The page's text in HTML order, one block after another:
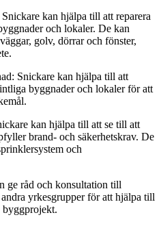
kan hjälpa till att reparera
och lokaler. De kan
golv, dörrar och fönster,
Snickare kan hjälpa till att
byggnader och lokaler för att
kan hjälpa till att se till att
brand- och säkerhetskrav. De
och
ge råd och konsultation till
yrkesgrupper för att hjälpa till
byggprojekt.